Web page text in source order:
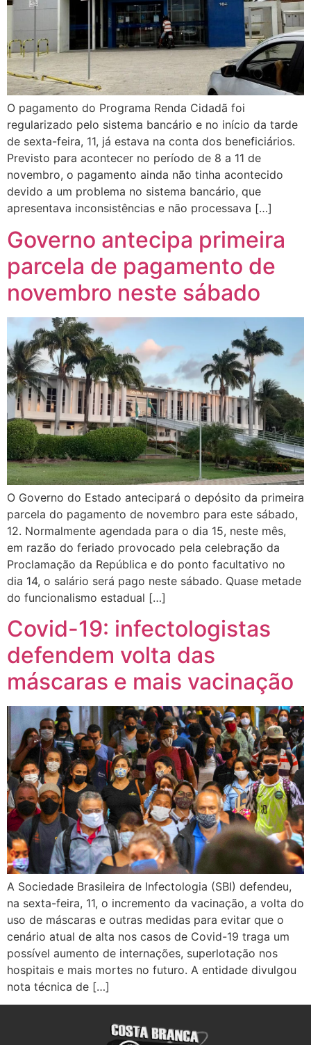
O pagamento do Programa Renda Cidadã foi
regularizado pelo sistema bancário e no início da tarde
de sexta-feira, 11, já estava na conta dos beneficiários.
Previsto para acontecer no período de 8 a 11 de
novembro, o pagamento ainda não tinha acontecido
devido a um problema no sistema bancário, que
apresentava inconsistências e não processava […]
Governo antecipa primeira
parcela de pagamento de
novembro neste sábado
O Governo do Estado antecipará o depósito da primeira
parcela do pagamento de novembro para este sábado,
12. Normalmente agendada para o dia 15, neste mês,
em razão do feriado provocado pela celebração da
Proclamação da República e do ponto facultativo no
dia 14, o salário será pago neste sábado. Quase metade
do funcionalismo estadual […]
Covid-19: infectologistas
defendem volta das
máscaras e mais vacinação
A Sociedade Brasileira de Infectologia (SBI) defendeu,
na sexta-feira, 11, o incremento da vacinação, a volta do
uso de máscaras e outras medidas para evitar que o
cenário atual de alta nos casos de Covid-19 traga um
possível aumento de internações, superlotação nos
hospitais e mais mortes no futuro. A entidade divulgou
nota técnica de […]